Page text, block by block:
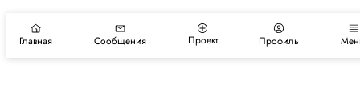
Главная Сообщения Проект Профиль